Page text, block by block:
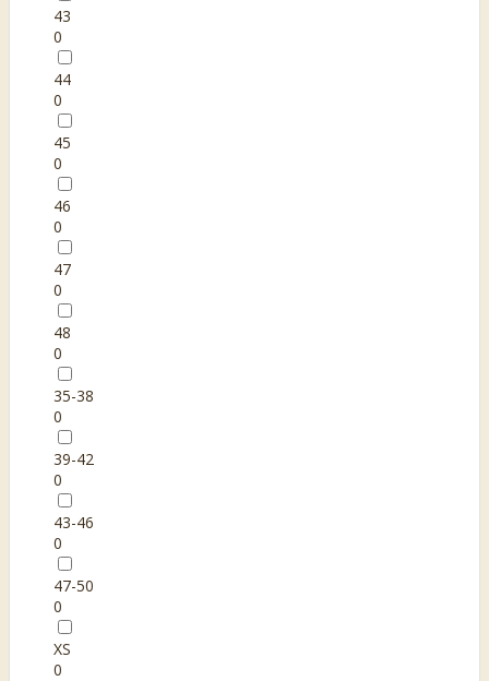
43
0
44
0
45
0
46
0
47
0
48
0
35-38
0
39-42
0
43-46
0
47-50
0
XS
0